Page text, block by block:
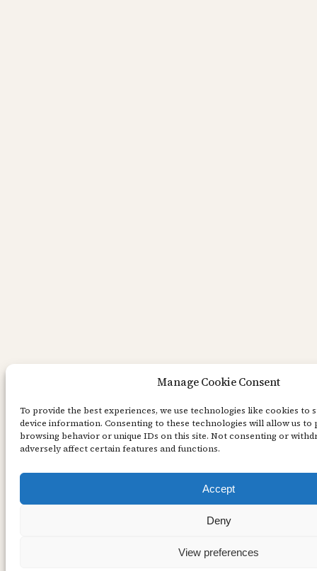
Manage Cookie Consent
To provide the best experiences, we use technologies like cookies to
device information. Consenting to these technologies will allow us to
browsing behavior or unique IDs on this site. Not consenting or
adversely affect certain features and functions.
Accept
Deny
View preferences